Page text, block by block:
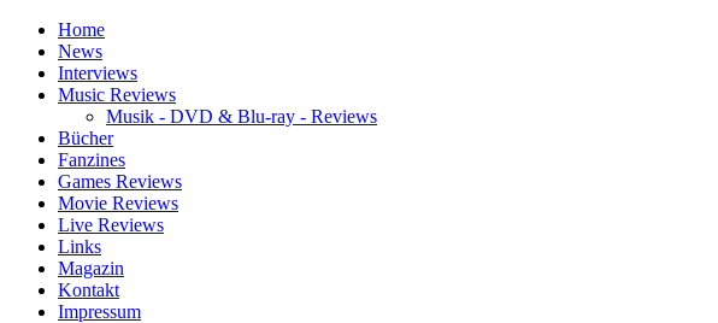
Home
News
Interviews
Music Reviews
Musik - DVD & Blu-ray - Reviews
Bücher
Fanzines
Games Reviews
Movie Reviews
Live Reviews
Links
Magazin
Kontakt
Impressum